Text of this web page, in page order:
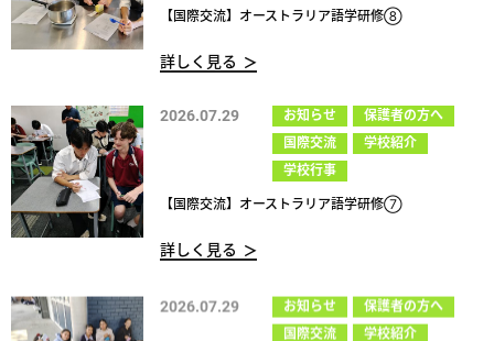
【国際交流】オーストラリア語学研修⑧
詳しく見る
2026.07.29 お知らせ
保護者の方へ
国際交流
学校紹介
学校行事
【国際交流】オーストラリア語学研修⑦
詳しく見る
2026.07.29 お知らせ
保護者の方へ
国際交流
学校紹介